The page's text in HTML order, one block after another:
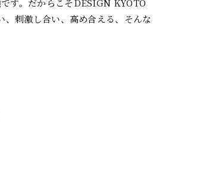
す。だからこそDESIGN KYOTO
、刺激し合い、高め合える、そんな